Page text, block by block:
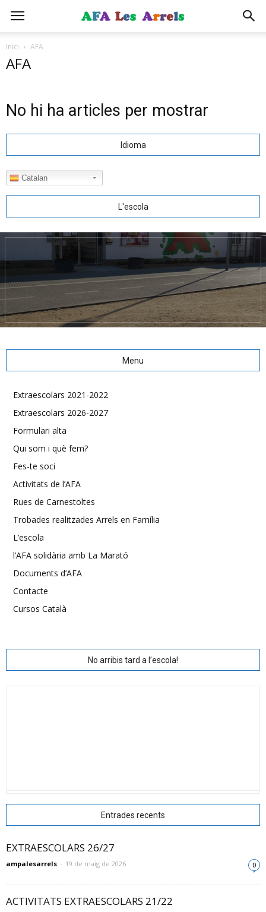
Inici AFA
AFA
No hi ha articles per mostrar
Idioma
Catalan
L'escola
Menu
Extraescolars 2021-2022
Extraescolars 2026-2027
Formulari alta
Qui som i què fem?
Fes-te soci
Activitats de l’AFA
Rues de Carnestoltes
Trobades realitzades Arrels en Família
L’escola
l’AFA solidària amb La Marató
Documents d’AFA
Contacte
Cursos Català
No arribis tard a l’escola!
Entrades recents
EXTRAESCOLARS 26/27
ampalesarrels - 19 de maig de 2026 0
ACTIVITATS EXTRAESCOLARS 21/22